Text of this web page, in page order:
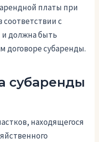
платы при
соответствии с
должна быть
договоре субаренды.
субаренды
находящегося